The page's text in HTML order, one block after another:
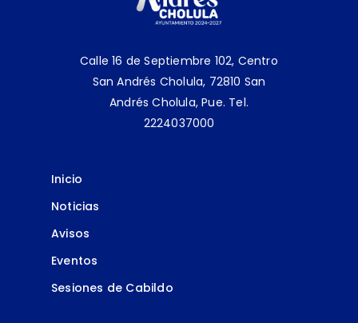
Calle 16 de Septiembre 102, Centro
San Andrés Cholula, 72810 San
Andrés Cholula, Pue. Tel.
2224037000
Inicio
Noticias
Avisos
Eventos
Sesiones de Cabildo